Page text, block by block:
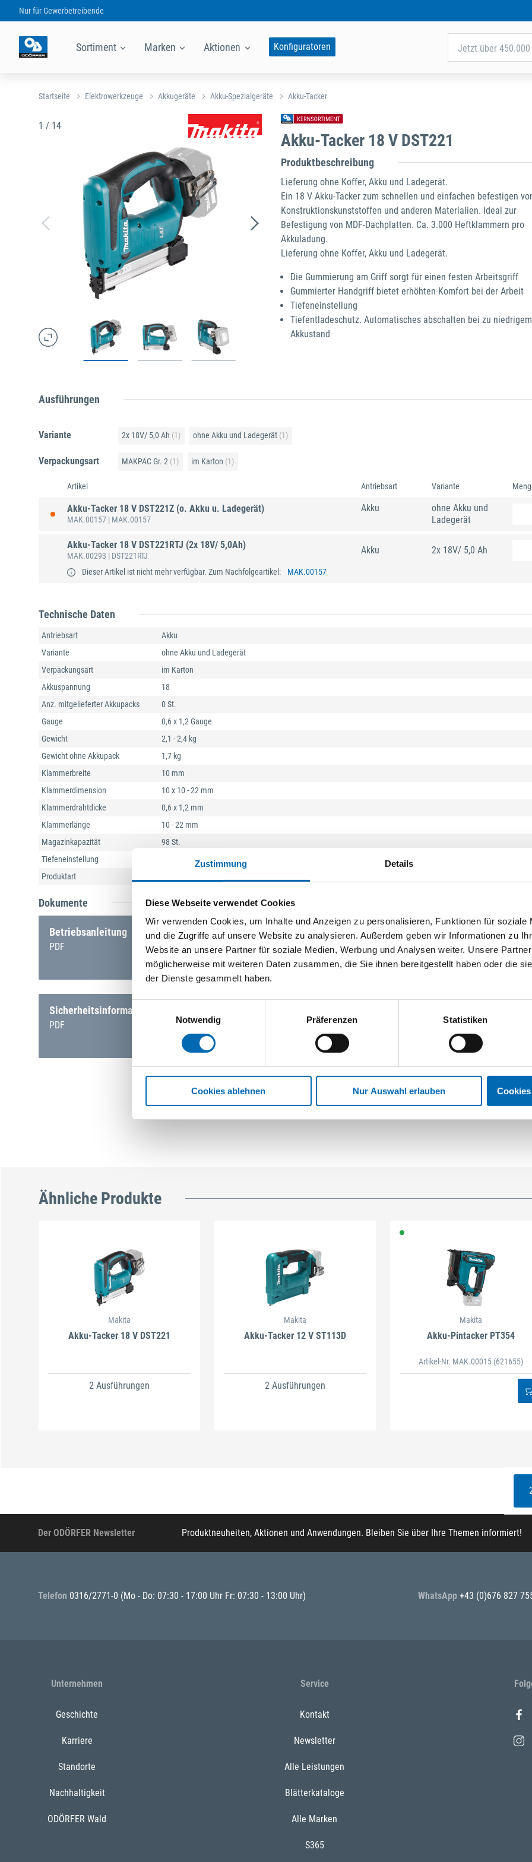
Zustimmung Details
Diese Webseite verwendet Cookies
Wir verwenden Cookies, um Inhalte und Anzeigen zu personalisieren, Funktionen für soziale
und die Zugriffe auf unsere Website zu analysieren. Außerdem geben wir Informationen zu
Website an unsere Partner für soziale Medien, Werbung und Analysen weiter. Unsere
möglicherweise mit weiteren Daten zusammen, die Sie ihnen bereitgestellt haben oder die
der Dienste gesammelt haben.
Notwendig
Präferenzen Statistiken
Cookies ablehnen Nur Auswahl erlauben
Nur fürGewerbetreibende
Sortiment Marken Aktionen Konfiguratoren Jetzt über
Startseite Elektrowerkzeuge Akkugeräte Akku-Spezialgeräte Akku-Tacker
1 / 14
Akku-Tacker 18 V DST221
Produktbeschreibung
Lieferung ohne Koffer, Akku und Ladegerät.
Ein 18 V Akku-Tacker zum schnellen und einfachen befestigen
Konstruktionskunststoffen und anderen Materialien. Ideal zur
Befestigung von MDF-Dachplatten. Ca. 3.000 Heftklammern pro
Akkuladung.
Lieferung ohne Koffer, Akku und Ladegerät.
Die Gummierung am Griff sorgt für einen festen Arbeitsgriff
Gummierter Handgriff bietet erhöhten Komfort bei der Arbeit
Tiefeneinstellung
Tiefentladeschutz. Automatisches abschalten bei zu niedrigem
Akkustand
Ausführungen
Variante 2x 18V/ 5,0 Ah (1) ohne Akku und Ladegerät (1)
Verpackungsart MAKPAC Gr. 2 (1) im Karton (1)
Artikel Antriebsart Variante
Akku-Tacker 18 V DST221Z (o. Akku u. Ladegerät)
MAK.00157 | MAK.00157
Akku
ohne Akku und
Ladegerät
Akku-Tacker 18 V DST221RTJ (2x 18V/ 5,0Ah)
MAK.00293 | DST221RTJ
Akku 2x 18V/ 5,0 Ah
Dieser Artikel ist nicht mehr verfügbar. Zum Nachfolgeartikel: MAK.00157
Technische Daten
Antriebsart
Akku
Variante
ohne Akku und Ladegerät
Verpackungsart
im Karton
Akkuspannung
18
Anz. mitgelieferter Akkupacks
0 St.
Gauge
0,6 x 1,2 Gauge
Gewicht
2,1 - 2,4 kg
Gewicht ohne Akkupack
1,7 kg
Klammerbreite
10 mm
Klammerdimension
10 x 10 - 22 mm
Klammerdrahtdicke
0,6 x 1,2 mm
Klammerlänge
10 - 22 mm
Magazinkapazität
98 St.
Tiefeneinstellung
Produktart
Dokumente
Betriebsanleitung
PDF
Ersatzteilliste
PDF
Sicherheitsinformation Akku
PDF PDF
Ähnliche Produkte
Makita
Akku-Tacker 18 V DST221
2 Ausführungen
Makita
Akku-Tacker 12 V ST113D
2 Ausführungen
Makita
Akku-Pintacker PT354
Artikel-Nr. MAK.00015 (621655)
Der ODÖRFER Newsletter Produktneuheiten, Aktionen und Anwendungen. Bleiben Sie über Ihre Themen informiert!
Telefon 0316/2771-0 (Mo - Do: 07:30 - 17:00 Uhr Fr: 07:30 - 13:00 Uhr) WhatsApp +43 (0)676 827
Unternehmen
Geschichte
Karriere
Standorte
Nachhaltigkeit
ODÖRFER Wald
Service
Kontakt
Newsletter
Alle Leistungen
Blätterkataloge
Alle Marken
S365